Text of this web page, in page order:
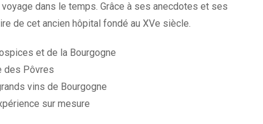
dans le temps. Grâce à ses anecdotes et ses
de cet ancien hôpital fondé au XVe siècle.
et de la Bourgogne
des Pôvres
vins de Bourgogne
sur mesure